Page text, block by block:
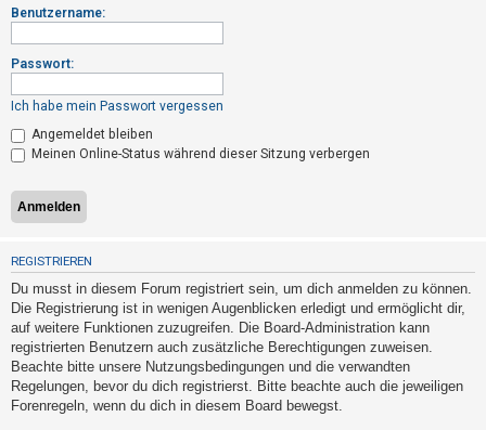
d
e
n
R
e
g
i
t
r
i
e
r
e
Benutzername:
Passwort:
Ich habe mein Passwort vergessen
Angemeldet bleiben
Meinen Online-Status während dieser Sitzung verbergen
REGISTRIEREN
Du musst in diesem Forum registriert sein, um dich anmelden zu können.
Die Registrierung ist in wenigen Augenblicken erledigt und ermöglicht dir,
auf weitere Funktionen zuzugreifen. Die Board-Administration kann
registrierten Benutzern auch zusätzliche Berechtigungen zuweisen.
Beachte bitte unsere Nutzungsbedingungen und die verwandten
Regelungen, bevor du dich registrierst. Bitte beachte auch die jeweiligen
Forenregeln, wenn du dich in diesem Board bewegst.